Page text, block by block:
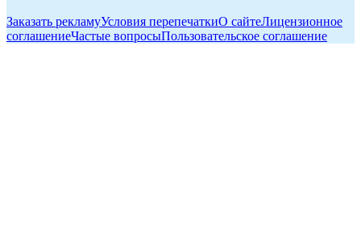
Заказать рекламуУсловия перепечаткиО сайтеЛицензионное
соглашениеЧастые вопросыПользовательское соглашение